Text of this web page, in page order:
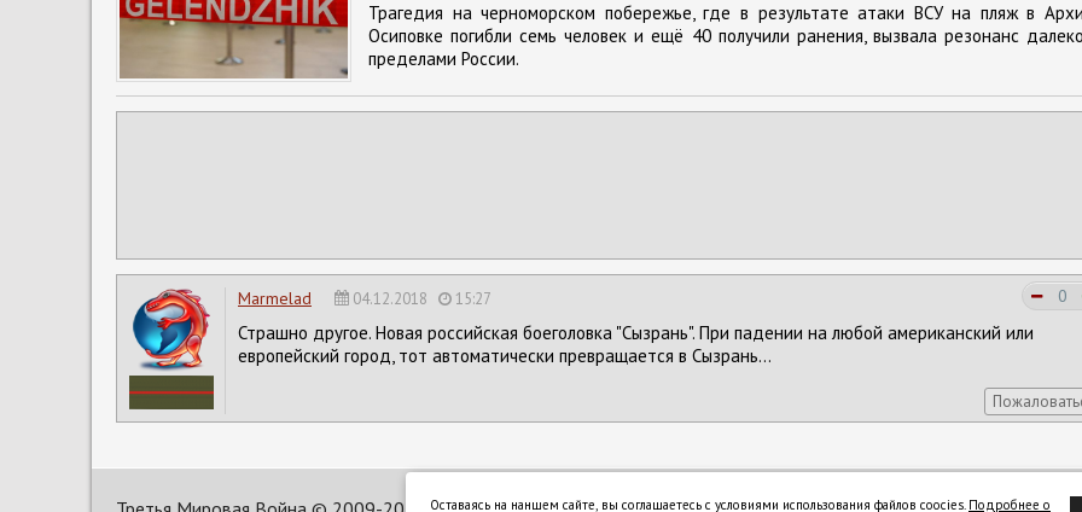
Трагедия на черноморском побережье, где в результате атаки ВСУ на пляж в
Осиповке погибли семь человек и ещё 40 получили ранения, вызвала резонанс
пределами России.
Marmelad 04.12.2018 15:27 0
Страшно другое. Новая российская боеголовка "Сызрань". При падении на любой американский или
европейский город, тот автоматически превращается в Сызрань...
Оставаясь на наншем сайте, вы соглашаетесь с условиями использования файлов coocies. Подробнее о